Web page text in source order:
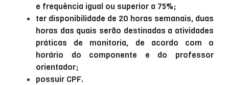
e frequência igual ou superior a 75%;
ter disponibilidade de 20 horas semanais, duas
horas das quais serão destinadas a atividades
práticas de monitoria, de acordo com o
horário do componente e do professor
orientador;
possuir CPF.